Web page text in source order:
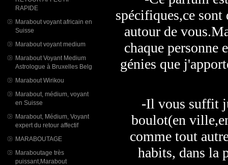
RAPIDE
Marabout voyant africain en
Suisse
Marabout voyant medium
Marabout Voyant Medium
Astrologue à Bruxelles Belg
Marabout Wirikou
Marabout, médium, voyant
en Suisse
Marabout, Médium, Voyant
expert du retour affectif
MARABOUTAGE
Maraboutage très
puissant,Marabout
spécifiques,ce
autour de
chaque personne
génies que
-Il vous suffit
boulot(en
comme tout
habits, dans la